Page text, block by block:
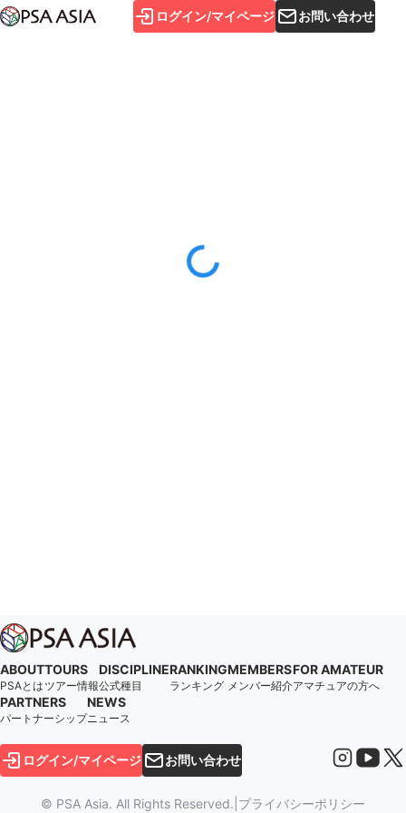
ログイン/マイページ お問い合わせ
ABOUT
PSAとは
TOURS
ツアー情報
DISCIPLINE
公式種目
RANKING
ランキング
MEMBERS
メンバー紹介
FOR AMATEUR
アマチュアの方へ
PARTNERS
パートナーシップ
NEWS
ニュース
ログイン/マイページ お問い合わせ
© PSA Asia. All Rights Reserved. プライバシーポリシー